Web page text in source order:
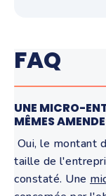
FAQ
UNE MICRO-
MÊMES
Oui, le montant
taille de
constaté. Une